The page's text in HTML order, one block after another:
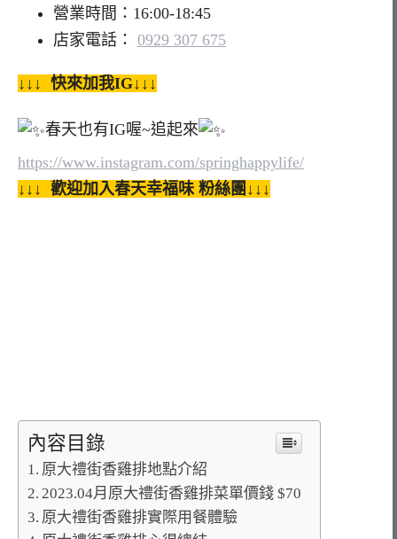
營業時間：16:00-18:45
店家電話： 0929 307 675
↓↓↓ 快來加我IG↓↓↓
春天也有IG喔~追起來
https://www.instagram.com/springhappylife/
↓↓↓ 歡迎加入春天幸福味 粉絲團↓↓↓
內容目錄
原大禮街香雞排地點介紹
2023.04月原大禮街香雞排菜單價錢 $70
原大禮街香雞排實際用餐體驗